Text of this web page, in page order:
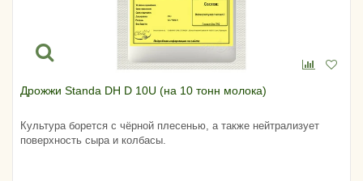
Дрожжи Standa DH D 10U (на 10 тонн молока)
Культура борется с чёрной плесенью, а также нейтрализует
поверхность сыра и колбасы.